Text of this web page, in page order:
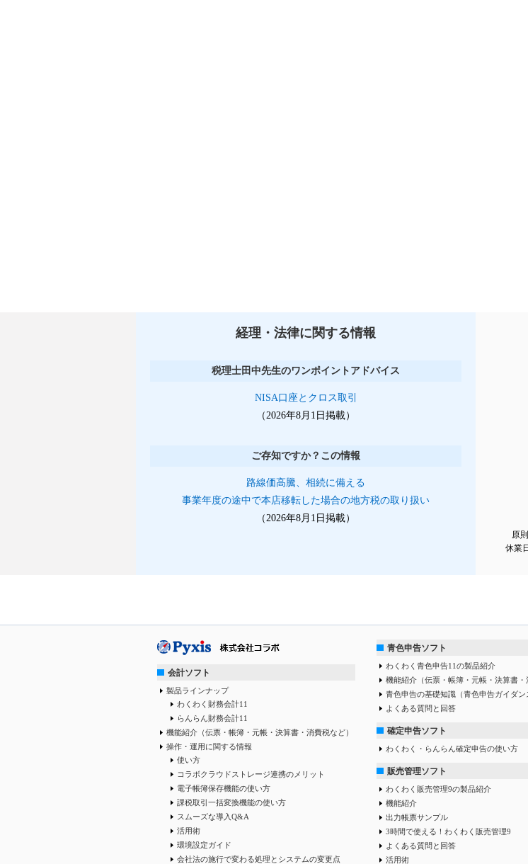
経理・法律に関する情報
税理士田中先生のワンポイントアドバイス
NISA口座とクロス取引
（2026年8月1日掲載）
ご存知ですか？この情報
路線価高騰、相続に備える
事業年度の途中で本店移転した場合の地方税の取り扱い
（2026年8月1日掲載）
原
休業
会計ソフト
製品ラインナップ
わくわく財務会計11
らんらん財務会計11
機能紹介（伝票・帳簿・元帳・決算書・消費税など）
操作・運用に関する情報
使い方
コラボクラウドストレージ連携のメリット
電子帳簿保存機能の使い方
課税取引一括変換機能の使い方
スムーズな導入Q&A
活用術
環境設定ガイド
会社法の施行で変わる処理とシステムの変更点
青色申告ソフト
わくわく青色申告11の製品紹介
機能紹介（伝票・帳簿・元帳・決算書・
青色申告の基礎知識（青色申告ガイダン
よくある質問と回答
確定申告ソフト
わくわく・らんらん確定申告の使い方
販売管理ソフト
わくわく販売管理9の製品紹介
機能紹介
出力帳票サンプル
3時間で使える！わくわく販売管理9
よくある質問と回答
活用術